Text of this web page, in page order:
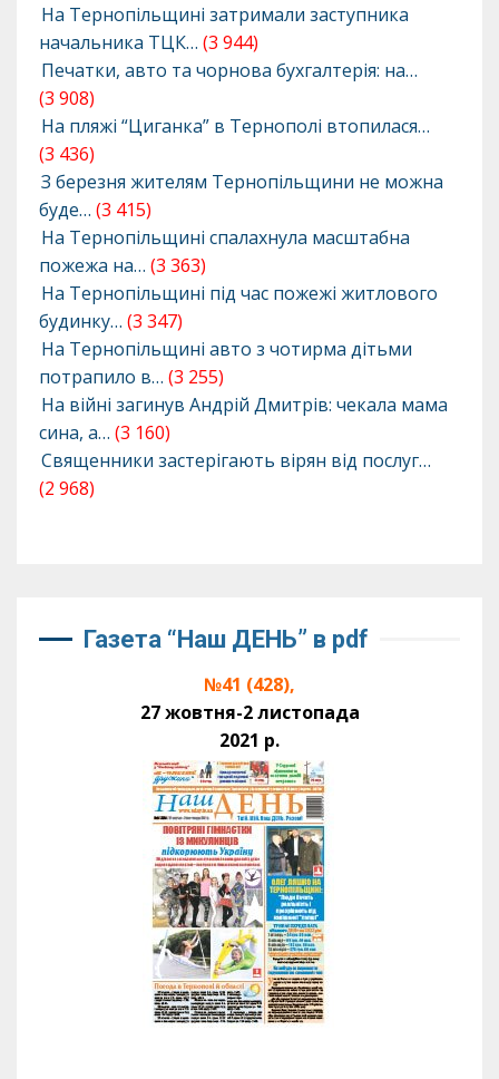
На Тернопільщині затримали заступника
начальника ТЦК… (3 944)
Печатки, авто та чорнова бухгалтерія: на…
(3 908)
На пляжі “Циганка” в Тернополі втопилася…
(3 436)
З березня жителям Тернопільщини не можна
буде… (3 415)
На Тернопільщині спалахнула масштабна
пожежа на… (3 363)
На Тернопільщині під час пожежі житлового
будинку… (3 347)
На Тернопільщині авто з чотирма дітьми
потрапило в… (3 255)
На війні загинув Андрій Дмитрів: чекала мама
сина, а… (3 160)
Священники застерігають вірян від послуг…
(2 968)
Газета “Наш ДЕНЬ” в pdf
№41 (428),
27 жовтня-2 листопада
2021 р.